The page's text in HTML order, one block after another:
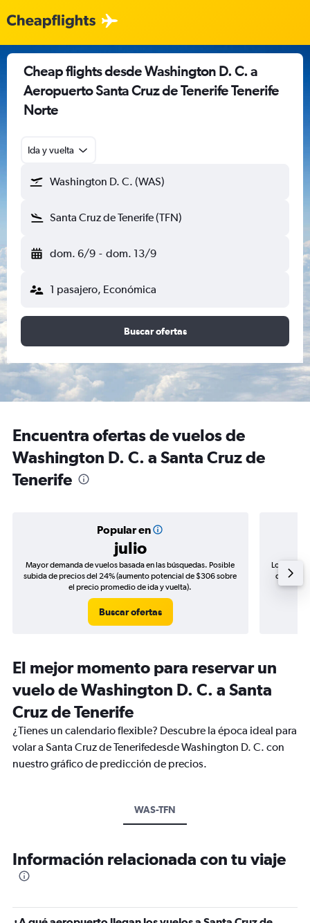
Cheap flights desde Washington D. C. a
Aeropuerto Santa Cruz de Tenerife Tenerife
Norte
Ida y vuelta
Washington D. C. (WAS)
Santa Cruz de Tenerife (TFN)
dom. 6/9 - dom. 13/9
1 pasajero, Económica
Buscar ofertas
Encuentra ofertas de vuelos de
Washington D. C. a Santa Cruz de
Tenerife
Popular en
julio
Mayor demanda de vuelos basada en las búsquedas. Posible
subida de precios del 24% (aumento potencial de $306 sobre
el precio promedio de ida y vuelta).
Buscar ofertas
Los
de
El mejor momento para reservar un
vuelo de Washington D. C. a Santa
Cruz de Tenerife
¿Tienes un calendario flexible? Descubre la época ideal para
volar a Santa Cruz de Tenerifedesde Washington D. C. con
nuestro gráfico de predicción de precios.
WAS-TFN
Información relacionada con tu viaje